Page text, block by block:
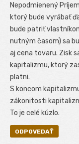
Nepodmienený
ktorý bude vyrábať
bude patriť
nutným časom) sa
aj cena tovaru. Zisk
kapitalizmu, ktorý
platni.
S koncom
zákonitosti
To je celé kúzlo.
ODPOVEDAŤ